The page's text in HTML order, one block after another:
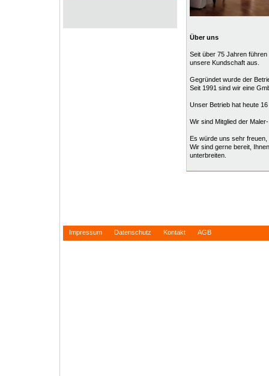
Über uns
Seit über 75 Jahren
unsere Kundschaft aus.
Gegründet wurde der
Seit 1991 sind wir eine
Unser Betrieb hat heute
Wir sind Mitglied der
Es würde uns sehr
Wir sind gerne bereit,
unterbreiten.
Impressum Datenschutz Kontakt AGB